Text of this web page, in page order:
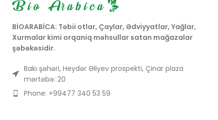
xüsusilə sağlamdır və təbii
tatlandırıcı kimi istifadə edilə
bilər.
tibbdə müxtəlif sağlamlıq
faydaları ilə tanınır.
BİOARABİCA: Təbii otlar, Çaylar, Ədviyyatlar, Yağlar,
Xurmalar kimi orqaniq məhsullar satan mağazalar
şəbəkəsidir.
Bakı şəhəri, Heydər Əliyev prospekti, Çinar plaza
mərtəbə: 20
Phone: +99477 340 53 59